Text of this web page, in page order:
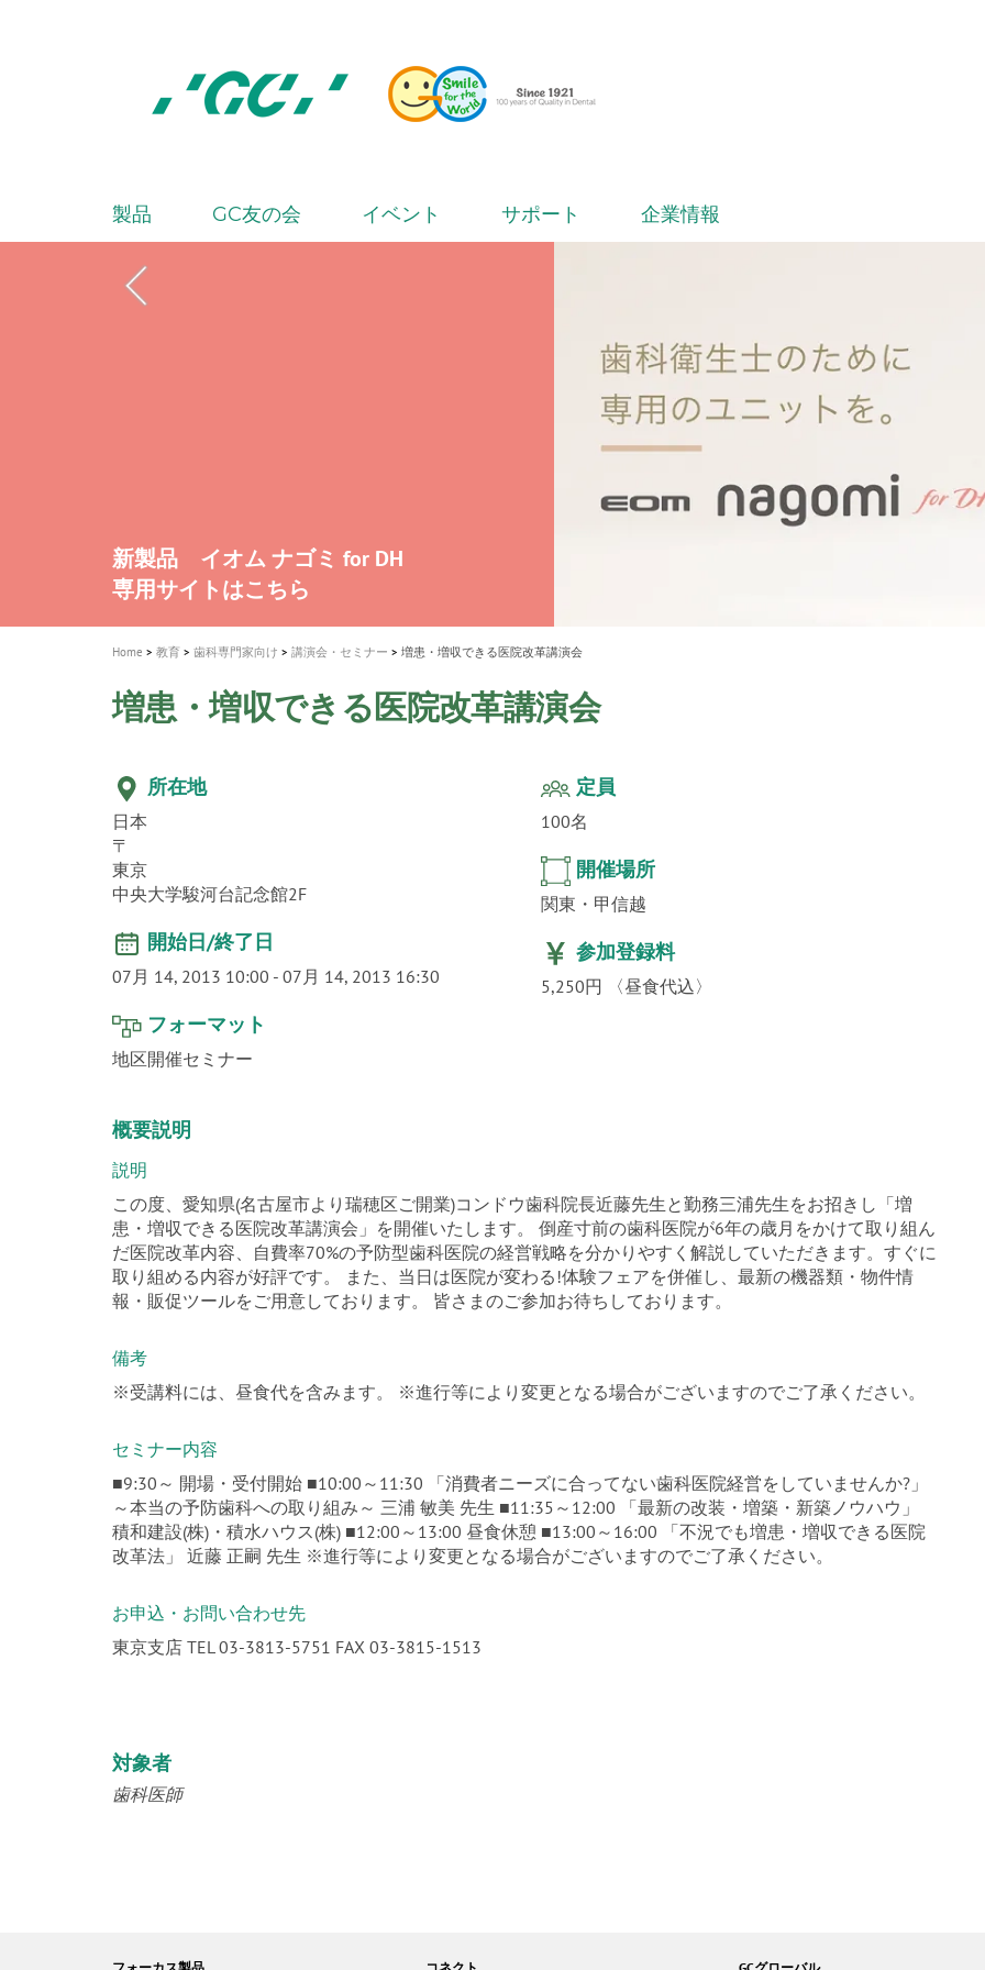
会
社
ー
M
i
o
n
製品 GC友の会 イベント サポート 企業情報
A healthy smile greatly contributes to your
quality of life
新発売 エバーエックス フロー
製品の詳細情報はこちら
「セラスマート テクノロジーブック」公
開
「イニシャル LiSi（リジ）ブロック テクノ
ロジーブック」公開
歯を内部まで白くする
医療ホワイトニング ティオン®
新製品 イオム ナゴミ for DH
専用サイトはこちら
新製品バキュクレーブ 118 / 318 Prime
製品の詳細情報はこちら
インプラント Aadva®
ショートインプラント新発売
GCグループ企業
Home 教育 歯科専門家向け 講演会・セミナー 増患・増収できる医院改革講演会
増患・増収できる医院改革講演会
所在地
日本
〒
東京
中央大学駿河台記念館2F
開始日/終了日
07月 14, 2013 10:00 - 07月 14, 2013 16:30
フォーマット
地区開催セミナー
定員
100名
開催場所
関東・甲信越
参加登録料
5,250円 〈昼食代込〉
概要説明
説明
この度、愛知県(名古屋市より瑞穂区ご開業)コンドウ歯科院長近藤先生と勤務三浦先生をお招きし「増
患・増収できる医院改革講演会」を開催いたします。 倒産寸前の歯科医院が6年の歳月をかけて取り組ん
だ医院改革内容、自費率70%の予防型歯科医院の経営戦略を分かりやすく解説していただきます。すぐに
取り組める内容が好評です。 また、当日は医院が変わる!体験フェアを併催し、最新の機器類・物件情
報・販促ツールをご用意しております。 皆さまのご参加お待ちしております。
備考
※受講料には、昼食代を含みます。 ※進行等により変更となる場合がございますのでご了承ください。
セミナー内容
■9:30～ 開場・受付開始 ■10:00～11:30 「消費者ニーズに合ってない歯科医院経営をしていませんか?」
～本当の予防歯科への取り組み～ 三浦 敏美 先生 ■11:35～12:00 「最新の改装・増築・新築ノウハウ」
積和建設(株)・積水ハウス(株) ■12:00～13:00 昼食休憩 ■13:00～16:00 「不況でも増患・増収できる医院
改革法」 近藤 正嗣 先生 ※進行等により変更となる場合がございますのでご了承ください。
お申込・お問い合わせ先
東京支店 TEL 03-3813-5751 FAX 03-3815-1513
対象者
歯科医師